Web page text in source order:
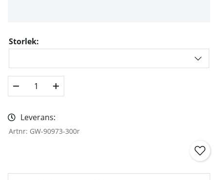
Storlek:
Leverans:
Artnr: GW-90973-300r